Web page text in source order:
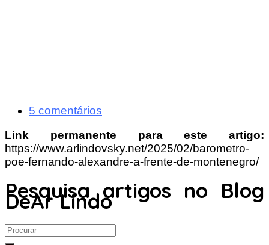
5 comentários
Link permanente para este artigo:
https://www.arlindovsky.net/2025/02/barometro-
poe-fernando-alexandre-a-frente-de-montenegro/
Pesquisa artigos no Blog
DeAr Lindo
Search
for: